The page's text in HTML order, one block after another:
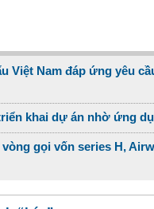
Việt Nam đáp ứng yêu
khai dự án nhờ ứng
gọi vốn series H,